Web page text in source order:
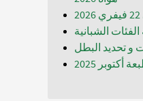
الشبانية
و تحديد البطل
2025